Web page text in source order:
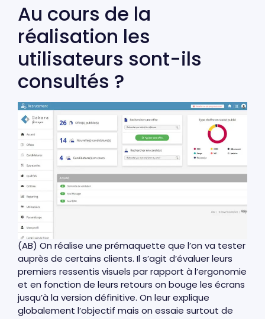
Au cours de la
réalisation les
utilisateurs sont-ils
consultés ?
(AB) On réalise une prémaquette que l’on va tester
auprès de certains clients. Il s’agit d’évaluer leurs
premiers ressentis visuels par rapport à l’ergonomie
et en fonction de leurs retours on bouge les écrans
jusqu’à la version définitive. On leur explique
globalement l’objectif mais on essaie surtout de